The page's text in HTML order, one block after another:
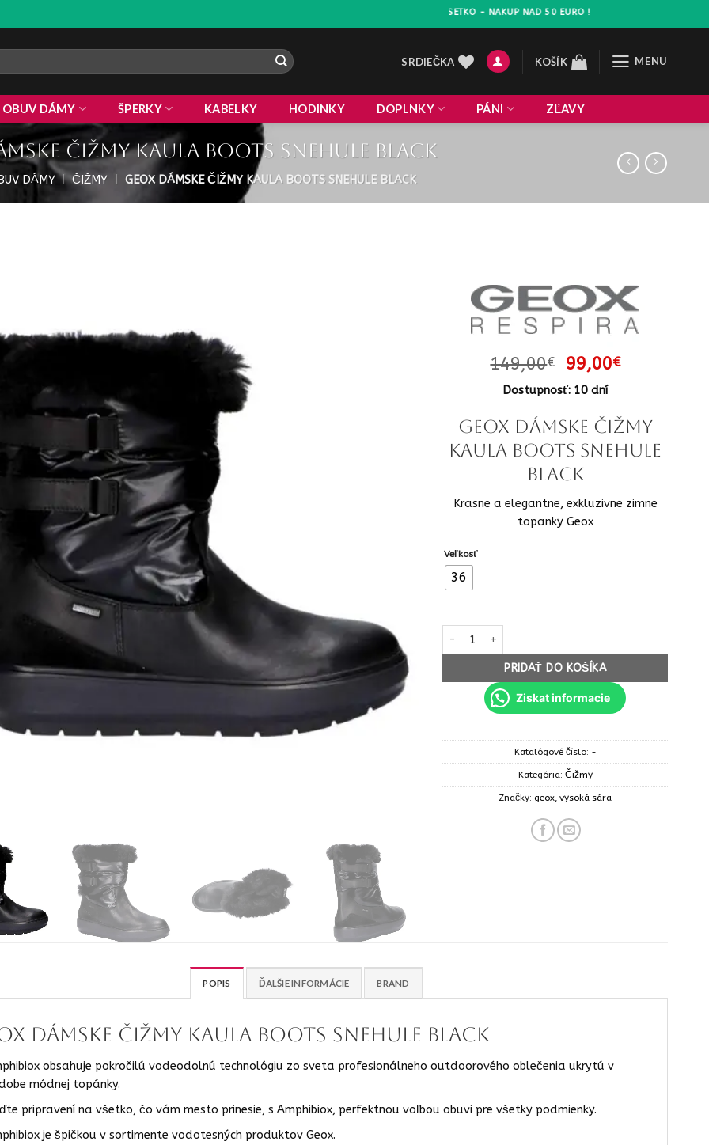
ZLAVA 10% NA VSETKO - NAKUP NAD 50 EURO !
SRDIEČKA KOŠÍK MENU
OBUV DÁMY ŠPERKY KABELKY HODINKY DOPLNKY PÁNI ZĽAVY
Čižmy Kaula boots snehule black
DÁMY | ČIŽMY GEOX DÁMSKE ČIŽMY KAULA BOOTS SNEHULE BLACK
149,00€
Pôvodná
cena
bola:
149,00€.
99,00€Aktuálna
99,00€.
Dostupnosť: 10 dní
GEOX dámske Čižmy
Kaula boots snehule
black
Krasne a elegantne, exkluzivne zimne
topanky Geox
Veľkosť
36
množstvo GEOX dámske Čižmy Kaula boots snehule
PRIDAŤ DO KOŠÍKA
Ziskat informacie
Katalógové číslo: -
Kategória: Čižmy
Značky: geox,vysoká sára
POPIS ĎALŠIE INFORMÁCIE BRAND
dámske Čižmy Kaula boots snehule black
obsahuje pokročilú vodeodolnú technológiu zo sveta profesionálneho outdoorového oblečenia ukrytú v
módnej topánky.
pripravení na všetko, čo vám mesto prinesie, s Amphibiox, perfektnou voľbou obuvi pre všetky podmienky.
je špičkou v sortimente vodotesných produktov Geox.